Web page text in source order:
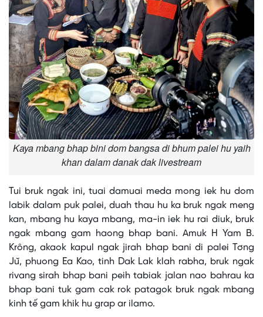
Kaya mbang bhap bini dom bangsa di bhum palei hu yaih
khan dalam danak dak livestream
Tui bruk ngak ini, tuai damuai meda mong iek hu dom
labik dalam puk palei, duah thau hu ka bruk ngak meng
kan, mbang hu kaya mbang, ma-in iek hu rai diuk, bruk
ngak mbang gam haong bhap bani. Amuk H Yam B.
Krông, akaok kapul ngak jirah bhap bani di palei Tơng
Jŭ, phuong Ea Kao, tinh Dak Lak klah rabha, bruk ngak
rivang sirah bhap bani peih tabiak jalan nao bahrau ka
bhap bani tuk gam cak rok patagok bruk ngak mbang
kinh tế gam khik hu grap ar ilamo.